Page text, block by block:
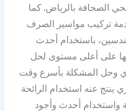
الصحافة بالرياض. كما
تركيب مواسير الصرف
باستخدام أحدث
على أعلى مستوى لحل
وحل المشكلة بأسرع وقت
ينتج عنه استخدام الرائحة
واستخدام أحدث وأجود